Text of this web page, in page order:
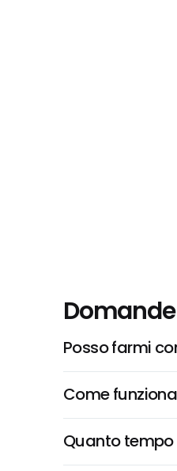
Posso farmi
Come
Quanto tempo